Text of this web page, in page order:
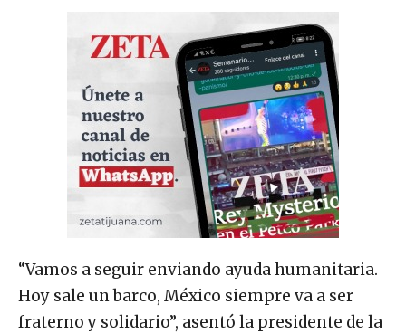
“Vamos a seguir enviando ayuda humanitaria.
Hoy sale un barco, México siempre va a ser
fraterno y solidario”, asentó la presidente de la